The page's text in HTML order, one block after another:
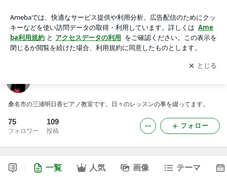
アプリをダウンロードして ブログの更新通知
を受け取りまし
ょう。
開く
桑名市の三浦明日香ピアノ教室です。日々のレッスンの事を綴ってます。
75
フォロワー
109
投稿
フォロー
一覧 人気 画像 テーマ